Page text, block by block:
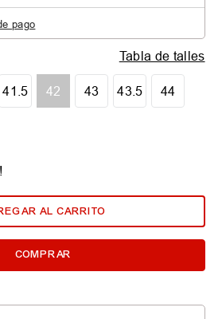
pago
41.5 42 43 43.5 44
Tabla de talles
AL CARRITO
COMPRAR